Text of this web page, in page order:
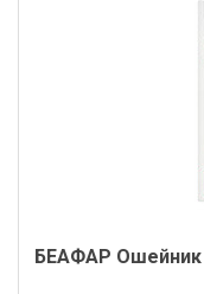
БЕАФАР Ошейник